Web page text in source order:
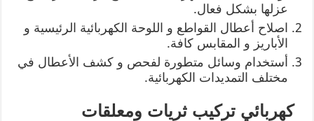
عزلها بشكل فعال.
اصلاح أعطال القواطع و اللوحة الكهربائية الرئيسية و
الأباريز و المقابس كافة.
أستخدام وسائل متطورة لفحص و كشف الأعطال في
مختلف التمديدات الكهربائية.
كهربائي تركيب ثريات ومعلقات